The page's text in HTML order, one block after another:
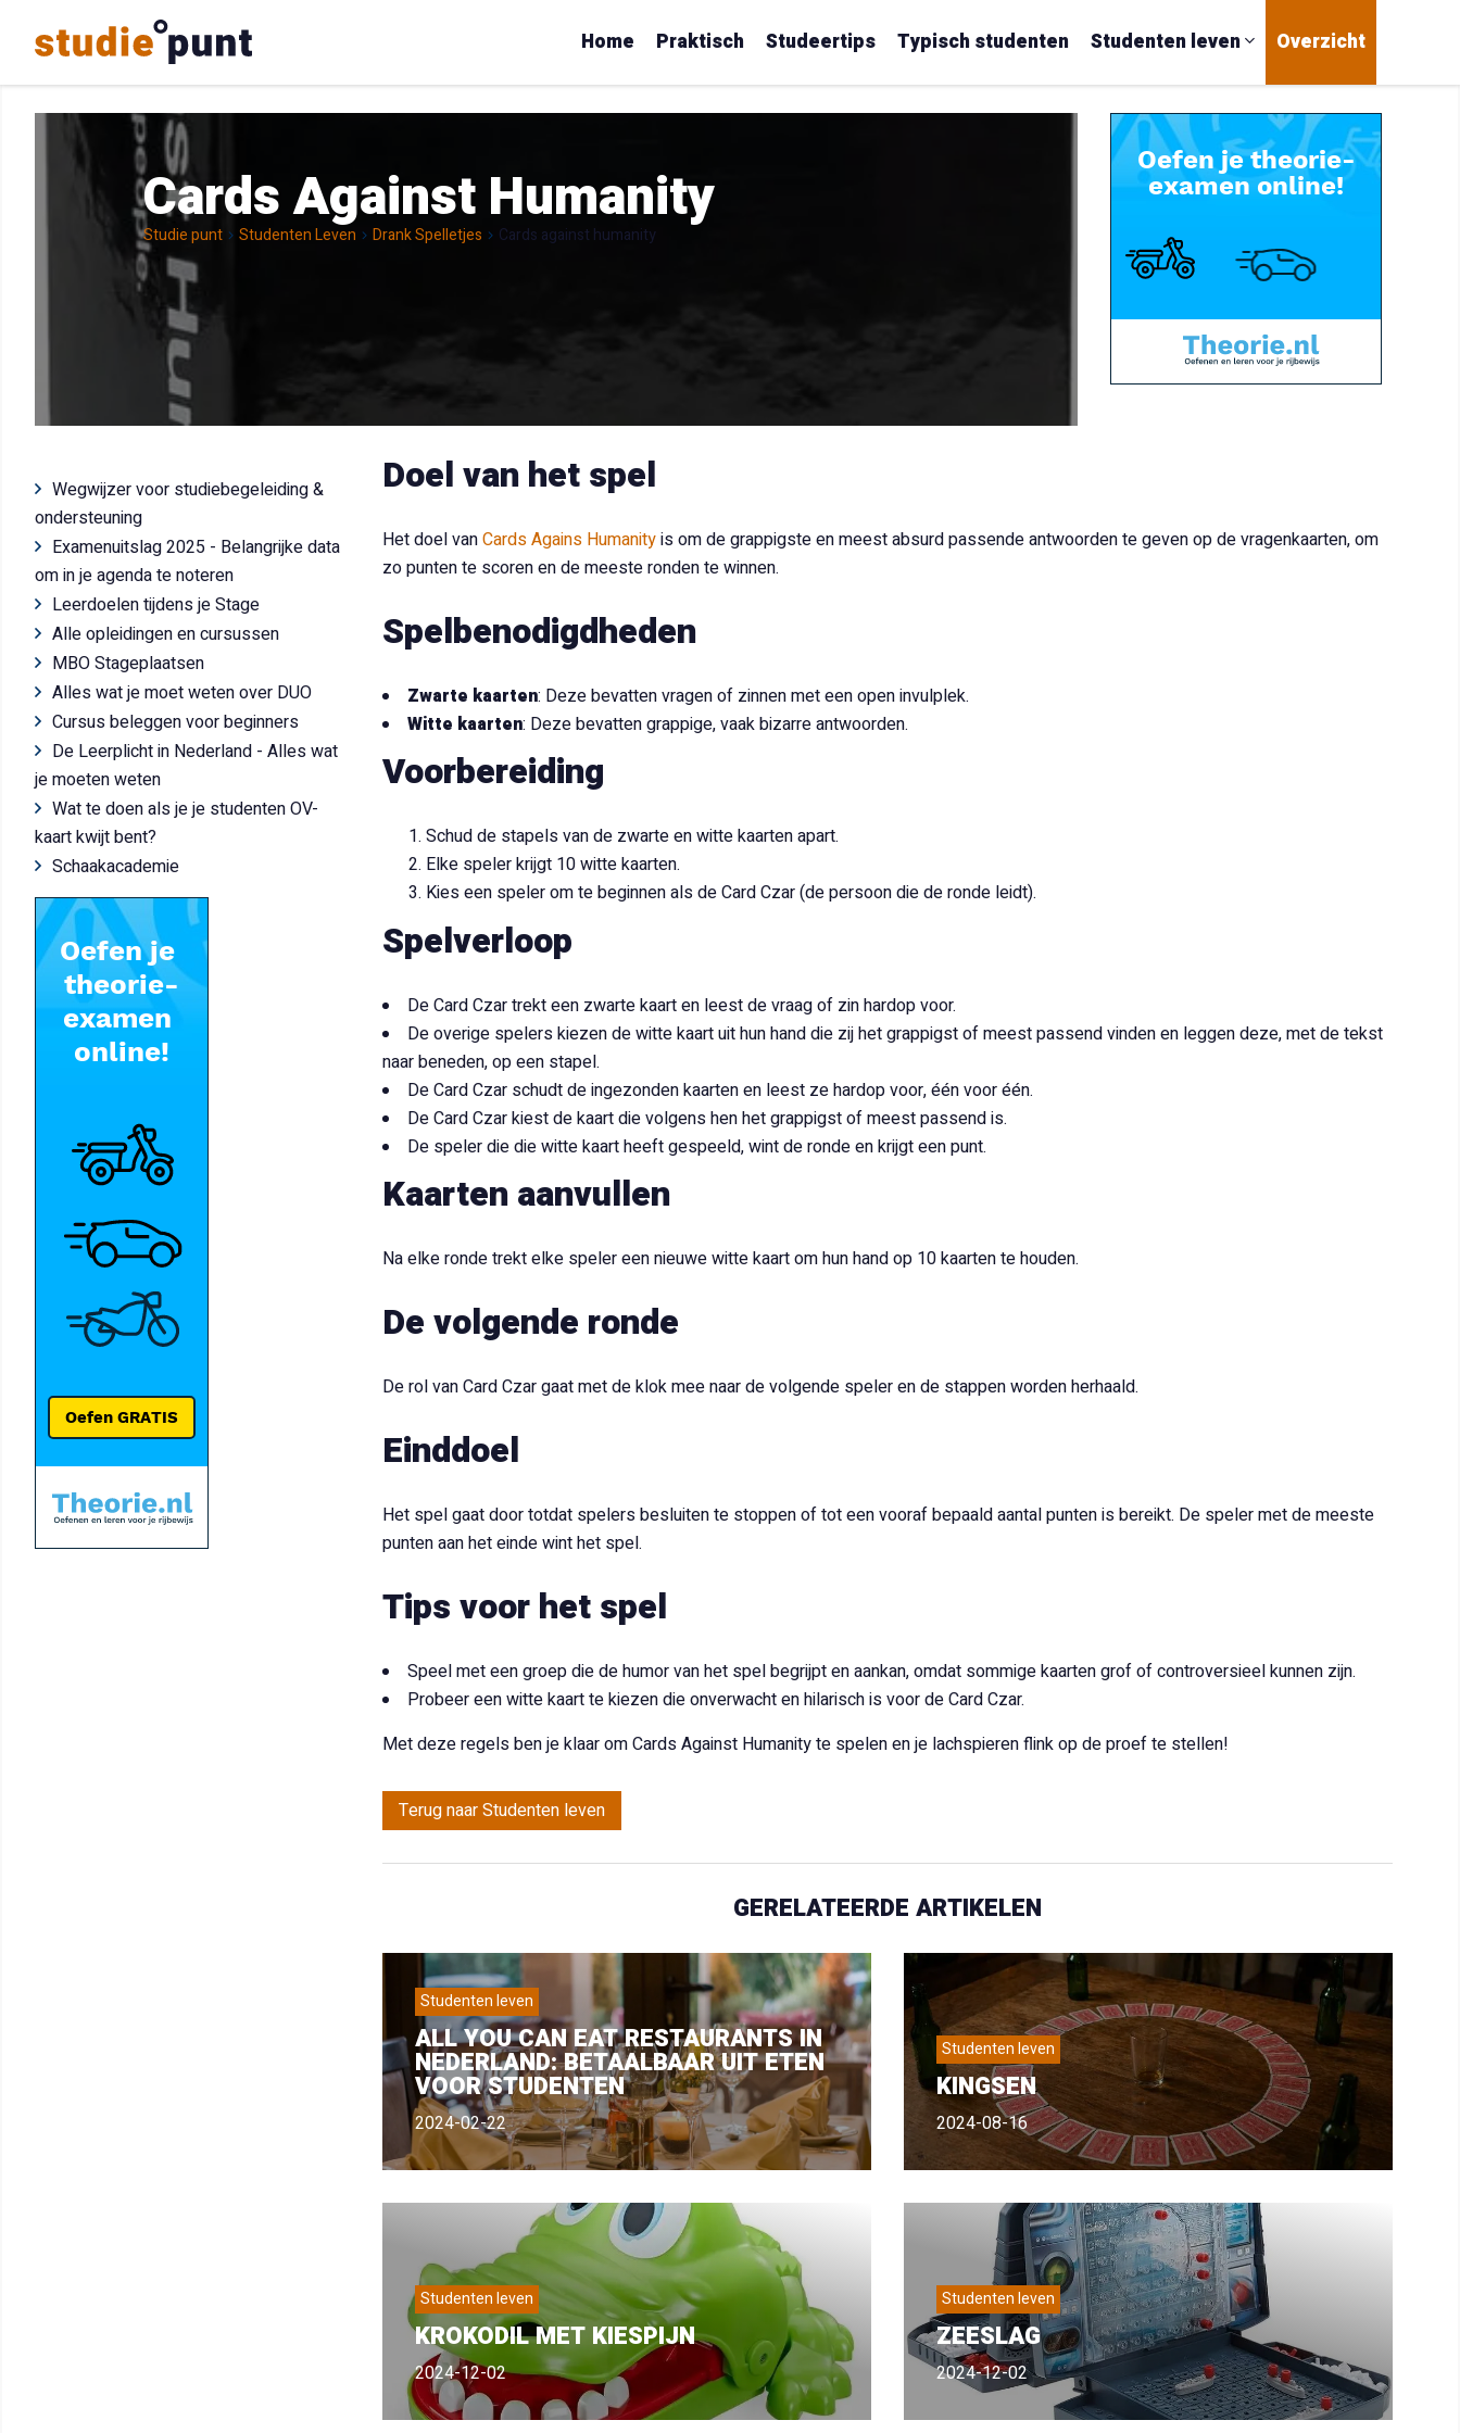
Home Praktisch Studeertips Typisch studenten Studenten leven Overzicht
Cards Against Humanity
Studie punt Studenten Leven Drank Spelletjes Cards against humanity
Wegwijzer voor studiebegeleiding &
ondersteuning
Examenuitslag 2025 - Belangrijke data
om in je agenda te noteren
Leerdoelen tijdens je Stage
Alle opleidingen en cursussen
MBO Stageplaatsen
Alles wat je moet weten over DUO
Cursus beleggen voor beginners
De Leerplicht in Nederland - Alles wat
je moeten weten
Wat te doen als je je studenten OV-
kaart kwijt bent?
Schaakacademie
Doel van het spel
Het doel vanCards Agains Humanityis om de grappigste en meest absurd passende antwoorden te geven op de vragenkaarten, om
zo punten te scoren en de meeste ronden te winnen.
Spelbenodigdheden
Zwarte kaarten: Deze bevatten vragen of zinnen met een open invulplek.
Witte kaarten: Deze bevatten grappige, vaak bizarre antwoorden.
Voorbereiding
Schud de stapels van de zwarte en witte kaarten apart.
Elke speler krijgt 10 witte kaarten.
Kies een speler om te beginnen als de Card Czar (de persoon die de ronde leidt).
Spelverloop
De Card Czar trekt een zwarte kaart en leest de vraag of zin hardop voor.
De overige spelers kiezen de witte kaart uit hun hand die zij het grappigst of meest passend vinden en leggen deze, met de tekst
naar beneden, op een stapel.
De Card Czar schudt de ingezonden kaarten en leest ze hardop voor, één voor één.
De Card Czar kiest de kaart die volgens hen het grappigst of meest passend is.
De speler die die witte kaart heeft gespeeld, wint de ronde en krijgt een punt.
Kaarten aanvullen
Na elke ronde trekt elke speler een nieuwe witte kaart om hun hand op 10 kaarten te houden.
De volgende ronde
De rol van Card Czar gaat met de klok mee naar de volgende speler en de stappen worden herhaald.
Einddoel
Het spel gaat door totdat spelers besluiten te stoppen of tot een vooraf bepaald aantal punten is bereikt. De speler met de meeste
punten aan het einde wint het spel.
Tips voor het spel
Speel met een groep die de humor van het spel begrijpt en aankan, omdat sommige kaarten grof of controversieel kunnen zijn.
Probeer een witte kaart te kiezen die onverwacht en hilarisch is voor de Card Czar.
Met deze regels ben je klaar om Cards Against Humanity te spelen en je lachspieren flink op de proef te stellen!
Terug naar Studenten leven
GERELATEERDE ARTIKELEN
Studenten leven
ALL YOU CAN EAT RESTAURANTS IN
NEDERLAND: BETAALBAAR UIT ETEN
VOOR STUDENTEN
2024-02-22
Studenten leven
KINGSEN
2024-08-16
Studenten leven
KROKODIL MET KIESPIJN
2024-12-02
Studenten leven
ZEESLAG
2024-12-02